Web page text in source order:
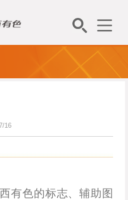
16
有色的标志、辅助图